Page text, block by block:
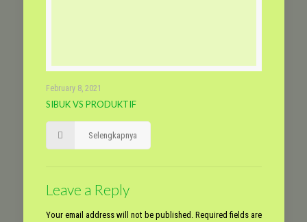
February 8, 2021
SIBUK VS PRODUKTIF
Selengkapnya
Leave a Reply
Your email address will not be published. Required fields are